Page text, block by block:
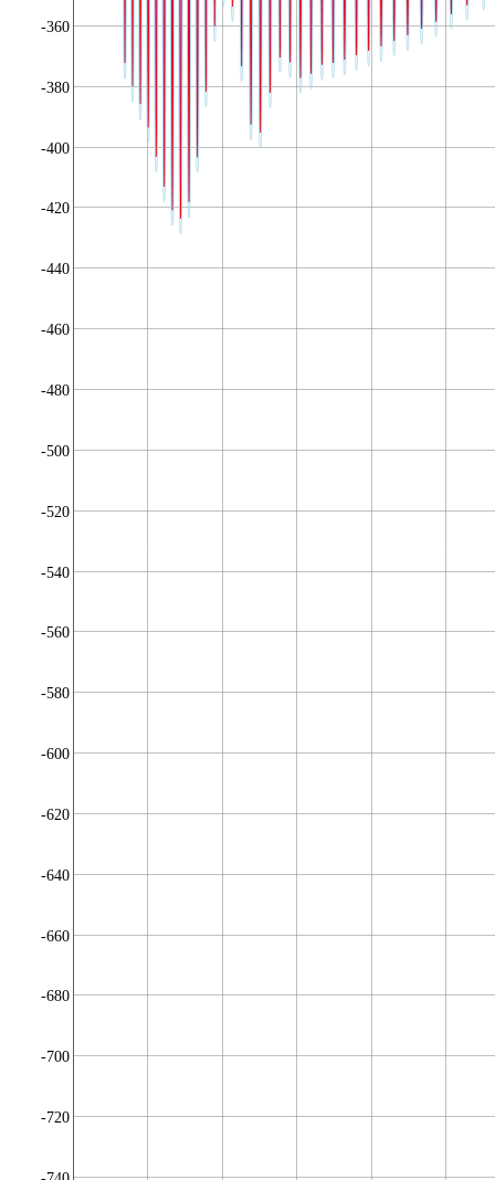
-720
-700
-680
-660
-640
-620
-600
-580
-560
-540
-520
-500
-480
-460
-440
-420
-400
-380
-360